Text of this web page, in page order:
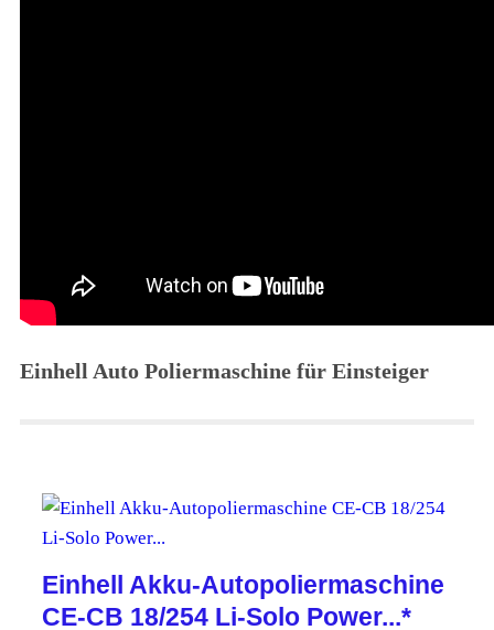
Einhell Auto Poliermaschine für Einsteiger
Einhell Akku-Autopoliermaschine
CE-CB 18/254 Li-Solo Power...*